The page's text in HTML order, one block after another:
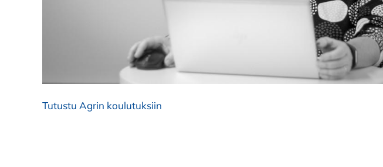
Tutustu Agrin koulutuksiin